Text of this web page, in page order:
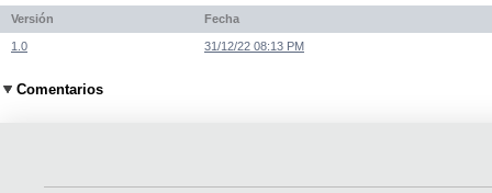
Versión Fecha
1.0 31/12/22 08:13 PM
Comentarios